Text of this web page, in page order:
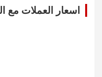
اسعار العملات مع